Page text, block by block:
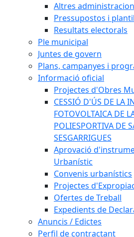
Altres
Pressupostos i
Resultats electorals
Ple municipal
Juntes de govern
Plans, campanyes i
Informació oficial
Projectes d'Obres
CESSIÓ D'ÚS DE LA
FOTOVOLTAICA DE
POLIESPORTIVA DE
SESGARRIGUES
Aprovació
Urbanístic
Convenis urbanístics
Projectes
Ofertes de Treball
Expedients de
Anuncis / Edictes
Perfil de contractant